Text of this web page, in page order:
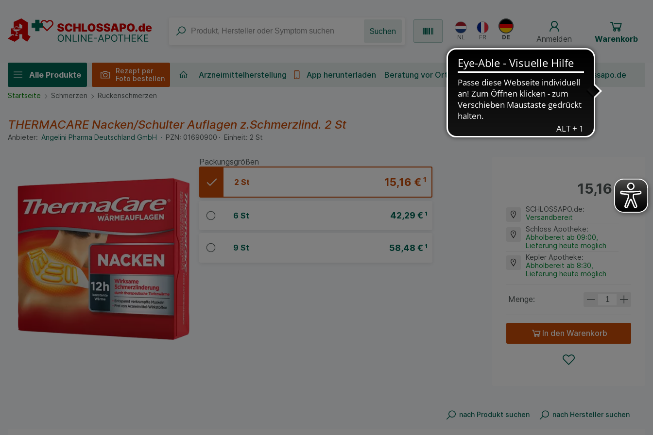
Anmelden Warenkorb
Suchen
Alle Produkte
Rezept per
Foto bestellen
Arzneimittelherstellung App herunterladen Beratung vor Ort Bonusprogramm Jobs Über Schlossapo.de
Startseite Schmerzen Rückenschmerzen
THERMACARE Nacken/Schulter Auflagen z.Schmerzlind. 2 St
Anbieter: Angelini Pharma Deutschland GmbH PZN: 01690900 Einheit: 2 St
Packungsgrößen
2 St 15,16 €¹
6 St 42,29 € ¹
9 St 58,48 € ¹
15,16 €¹
SCHLOSSAPO.de:
Versandbereit
Schloss Apotheke:
Abholbereit ab 09:00,
Lieferung heute möglich
Kepler Apotheke:
Abholbereit ab 8:30,
Lieferung heute möglich
Menge:
In den Warenkorb
nach Produkt suchen nach Hersteller suchen